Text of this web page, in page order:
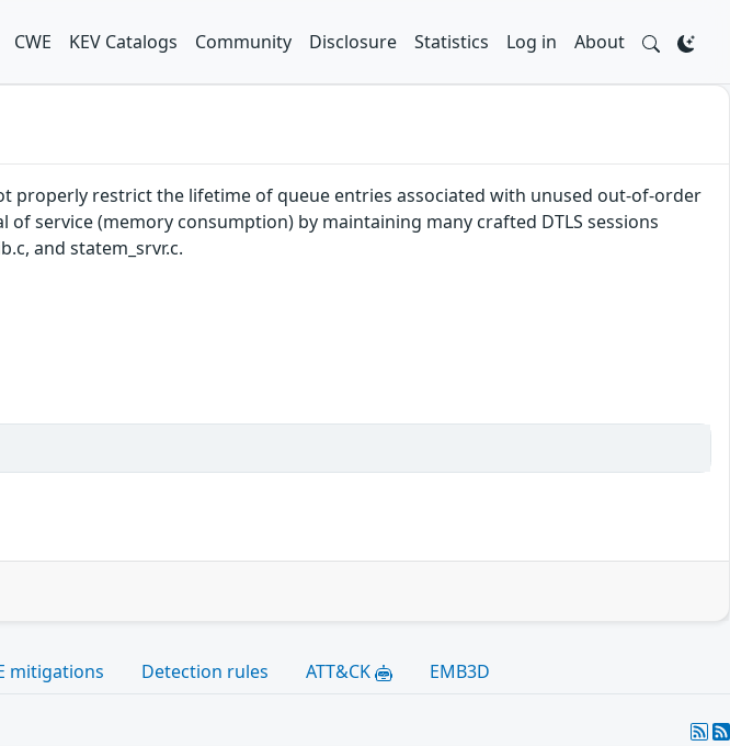
CWE KEV Catalogs Community Disclosure Statistics Log in About
properly restrict the lifetime of queue entries associated with unused out-of-order
service (memory consumption) by maintaining many crafted DTLS sessions
and statem_srvr.c.
mitigations Detection rules ATT&CK EMB3D